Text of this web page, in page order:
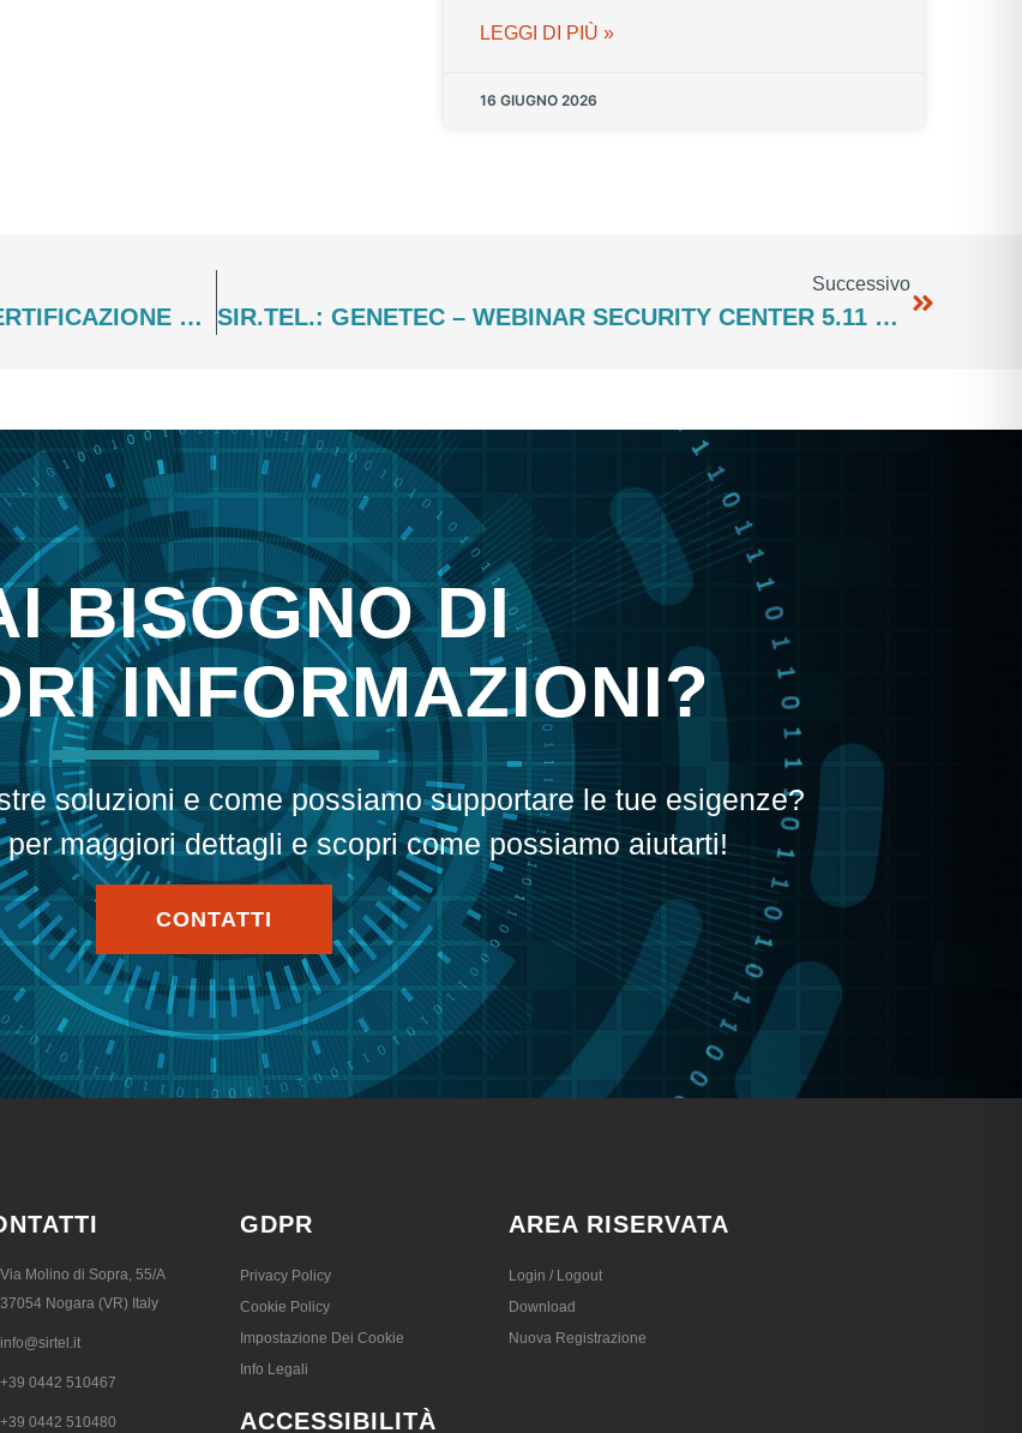
LEGGI DI PIÙ »
16 GIUGNO 2026
SIR.TEL: CALENDARIO CORSI ONLINE CERTIFICAZIONE UFFICIALE GENETEC 2022
Successivo
SIR.TEL.: GENETEC – WEBINAR SECURITY CENTER 5.11 – 23 SETTEMBRE 2022
BISOGNO DI
INFORMAZIONI?
soluzioni e come possiamo supportare le tue esigenze?
maggiori dettagli e scopri come possiamo aiutarti!
CONTATTI
Via Molino di Sopra, 55/A
37054 Nogara (VR) Italy
info@sirtel.it
+39 0442 510467
+39 0442 510480
GDPR
Privacy Policy
Cookie Policy
Impostazione Dei Cookie
Info Legali
ACCESSIBILITÀ
AREA RISERVATA
Login / Logout
Download
Nuova Registrazione